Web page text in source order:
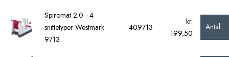
Spiromat 2.0 - 4
snittetyper Westmark
9713
409713
kr.
199,50
Antal